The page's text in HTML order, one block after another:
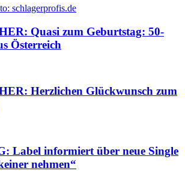
Quasi zum Geburtstag: 50-
Österreich
Herzlichen Glückwunsch zum
Label informiert über neue Single
nehmen“